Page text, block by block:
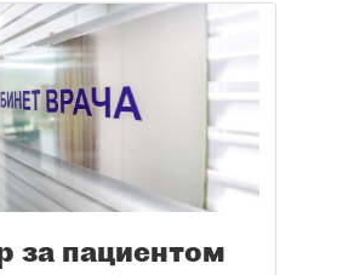
за пациентом